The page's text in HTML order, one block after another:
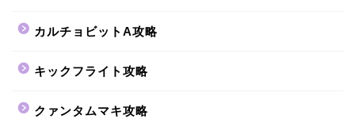
カルチョビットA攻略
キックフライト攻略
クァンタムマキ攻略